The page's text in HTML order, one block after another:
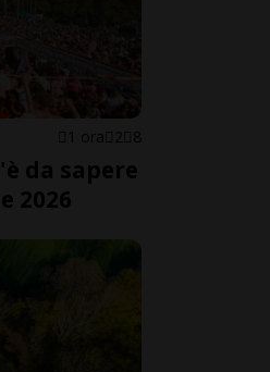
1 ora 2 8
da sapere
2026